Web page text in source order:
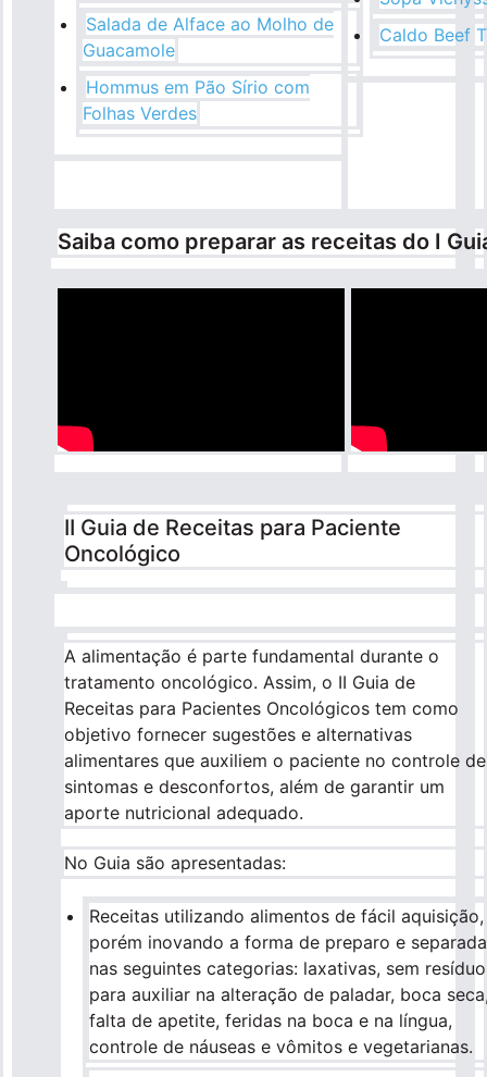
Salada de Alface ao Molho de
Guacamole
Hommus em Pão Sírio com
Folhas Verdes
Caldo Beef
Saiba como preparar as receitas do I
II Guia de Receitas para Paciente
Oncológico
A alimentação é parte fundamental durante o
tratamento oncológico. Assim, o II Guia de
Receitas para Pacientes Oncológicos tem como
objetivo fornecer sugestões e alternativas
alimentares que auxiliem o paciente no controle de
sintomas e desconfortos, além de garantir um
aporte nutricional adequado.
No Guia são apresentadas:
Receitas utilizando alimentos de fácil aquisição,
porém inovando a forma de preparo e
nas seguintes categorias: laxativas, sem
para auxiliar na alteração de paladar, boca
falta de apetite, feridas na boca e na língua,
controle de náuseas e vômitos e vegetarianas.